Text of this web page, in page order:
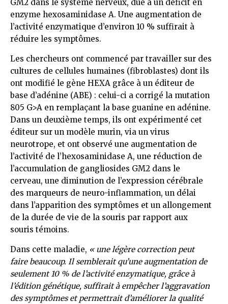
GM2 dans le système nerveux, due à un déficit en
enzyme hexosaminidase A. Une augmentation de
l’activité enzymatique d’environ 10 % suffirait à
réduire les symptômes.
Les chercheurs ont commencé par travailler sur des
cultures de cellules humaines (fibroblastes) dont ils
ont modifié le gène HEXA grâce à un éditeur de
base d’adénine (ABE) : celui-ci a corrigé la mutation
805 G>A en remplaçant la base guanine en adénine.
Dans un deuxième temps, ils ont expérimenté cet
éditeur sur un modèle murin, via un virus
neurotrope, et ont observé une augmentation de
l’activité de l’hexosaminidase A, une réduction de
l’accumulation de gangliosides GM2 dans le
cerveau, une diminution de l’expression cérébrale
des marqueurs de neuro-inflammation, un délai
dans l’apparition des symptômes et un allongement
de la durée de vie de la souris par rapport aux
souris témoins.
Dans cette maladie, « une légère correction peut
faire beaucoup. Il semblerait qu’une augmentation de
seulement 10 % de l’activité enzymatique, grâce à
l’édition génétique, suffirait à empêcher l’aggravation
des symptômes et permettrait d’améliorer la qualité